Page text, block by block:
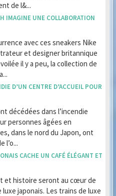
de l&...
IMAGINE UNE COLLABORATION
avec ces sneakers Nike
et designer britannique
il y a peu, la collection de
D’UN CENTRE D’ACCUEIL POUR
décédées dans l’incendie
personnes âgées en
dans le nord du Japon, ont
l’o...
CACHE UN CAFÉ ÉLÉGANT ET
et histoire seront au cœur de
japonais. Les trains de luxe